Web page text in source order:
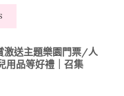
送主題樂園門票/人
品等好禮｜召集